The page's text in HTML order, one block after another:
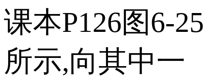
课本P126图6-25
所示,向其中一